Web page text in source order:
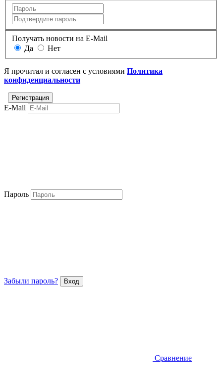
Получать новости на E-Mail
Да
Нет
Я прочитал и согласен с условиями Политика
конфиденциальности
E-Mail
Пароль
Забыли пароль?
Сравнение